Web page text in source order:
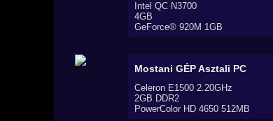
Intel QC N3700
4GB
GeForce® 920M 1GB
Mostani GÉPAsztali PC
Celeron E1500 2.20GHz
2GB DDR2
PowerColor HD 4650 512MB